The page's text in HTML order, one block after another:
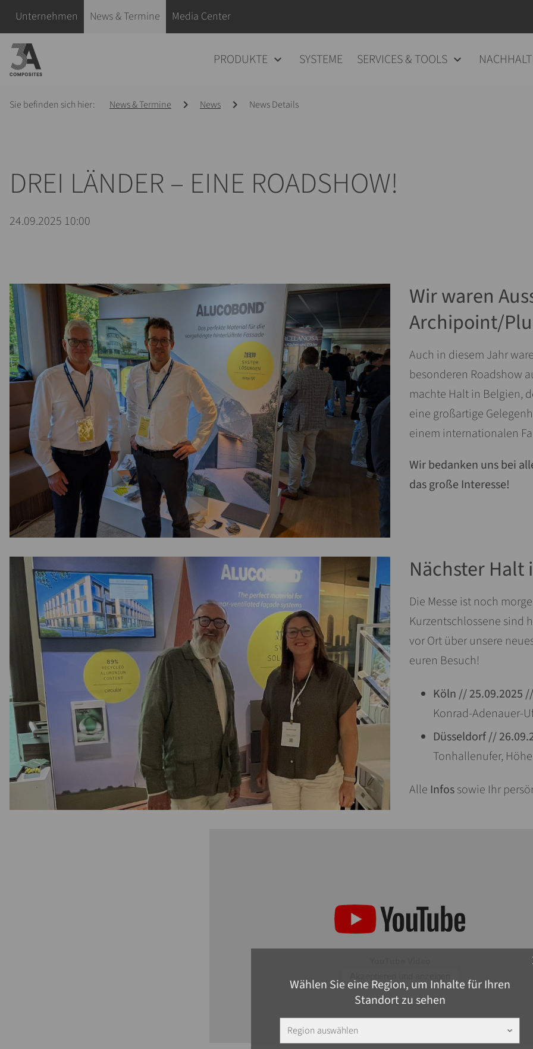
Navigation überspringen
Unternehmen News & Termine Media Center
PRODUKTE SYSTEME SERVICES & TOOLS
eingeben
Sie befinden sich hier: News & Termine News News Details
Wählen Sie eine Region, um Inhalte für Ihren
Standort zu sehen
Region auswählen keyboard_arrow_down
DREI LÄNDER – EINE ROADSHOW!
24.09.2025 10:00
Wir waren
Archipoint/
Auch in diesem Jahr
besonderen Roadshow
machte Halt in Belgien,
eine großartige
einem internationalen
Wir bedanken uns bei
das große Interesse!
Nächster
Die Messe ist noch
Kurzentschlossene sind
vor Ort über unsere
euren Besuch!
Köln // 25.09.2025
Konrad-Adenauer-
Düsseldorf //
Tonhallenufer,
Alle Infossowie Ihr